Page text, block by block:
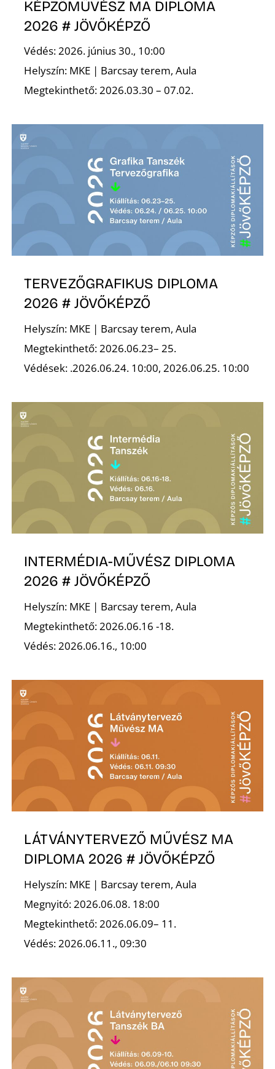
KÉPZŐMŰVÉSZ MA DIPLOMA
2026 # JÖVŐKÉPZŐ
Védés: 2026. június 30., 10:00
Helyszín: MKE | Barcsay terem, Aula
Megtekinthető: 2026.03.30 – 07.02.
TERVEZŐGRAFIKUS DIPLOMA
2026 # JÖVŐKÉPZŐ
Helyszín: MKE | Barcsay terem, Aula
Megtekinthető: 2026.06.23– 25.
Védések: .2026.06.24. 10:00, 2026.06.25. 10:00
INTERMÉDIA-MŰVÉSZ DIPLOMA
2026 # JÖVŐKÉPZŐ
Helyszín: MKE | Barcsay terem, Aula
Megtekinthető: 2026.06.16 -18.
Védés: 2026.06.16., 10:00
LÁTVÁNYTERVEZŐ MŰVÉSZ MA
DIPLOMA 2026 # JÖVŐKÉPZŐ
Helyszín: MKE | Barcsay terem, Aula
Megnyitó: 2026.06.08. 18:00
Megtekinthető: 2026.06.09– 11.
Védés: 2026.06.11., 09:30